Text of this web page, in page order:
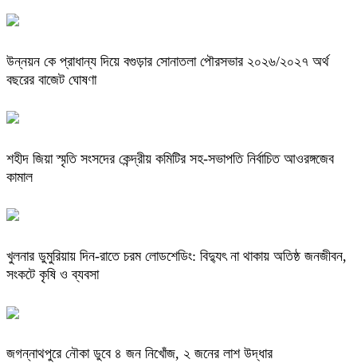
উন্নয়ন কে প্রাধান্য দিয়ে বগুড়ার সোনাতলা পৌরসভার ২০২৬/২০২৭ অর্থ
বছরের বাজেট ঘোষণা
শহীদ জিয়া স্মৃতি সংসদের কেন্দ্রীয় কমিটির সহ-সভাপতি নির্বাচিত আওরঙ্গজেব
কামাল
খুলনার ডুমুরিয়ায় দিন-রাতে চরম লোডশেডিং: বিদ্যুৎ না থাকায় অতিষ্ঠ জনজীবন,
সংকটে কৃষি ও ব্যবসা
জগন্নাথপুরে নৌকা ডুবে ৪ জন নিখোঁজ, ২ জনের লাশ উদ্ধার